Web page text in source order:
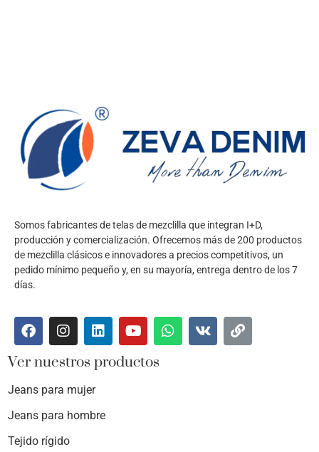
Somos fabricantes de telas de mezclilla que integran I+D,
producción y comercialización. Ofrecemos más de 200 productos
de mezclilla clásicos e innovadores a precios competitivos, un
pedido mínimo pequeño y, en su mayoría, entrega dentro de los 7
días.
Ver nuestros productos
Jeans para mujer
Jeans para hombre
Tejido rígido